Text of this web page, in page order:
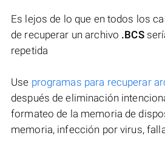
Es lejos de lo que en todos los
de recuperar un archivo .BCS
repetida
Use programas para recuperar
después de eliminación
formateo de la memoria de
memoria, infección por virus,